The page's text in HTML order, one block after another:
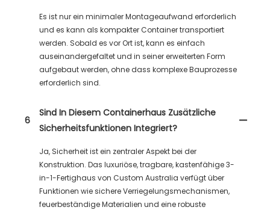
Es ist nur ein minimaler Montageaufwand erforderlich
und es kann als kompakter Container transportiert
werden. Sobald es vor Ort ist, kann es einfach
auseinandergefaltet und in seiner erweiterten Form
aufgebaut werden, ohne dass komplexe Bauprozesse
erforderlich sind.
6
Sind In Diesem Containerhaus Zusätzliche
Sicherheitsfunktionen Integriert?
Ja, Sicherheit ist ein zentraler Aspekt bei der
Konstruktion. Das luxuriöse, tragbare, kastenfähige 3-
in-1-Fertighaus von Custom Australia verfügt über
Funktionen wie sichere Verriegelungsmechanismen,
feuerbeständige Materialien und eine robuste